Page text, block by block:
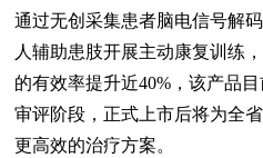
通过无创采集患者脑电信号解
人辅助患肢开展主动康复训练
的有效率提升近40%，该产品
审评阶段，正式上市后将为全
更高效的治疗方案。